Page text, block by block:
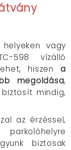
vagy
598 vízálló
hiszen a
megoldása,
mindig,
az érzéssel,
biztosak